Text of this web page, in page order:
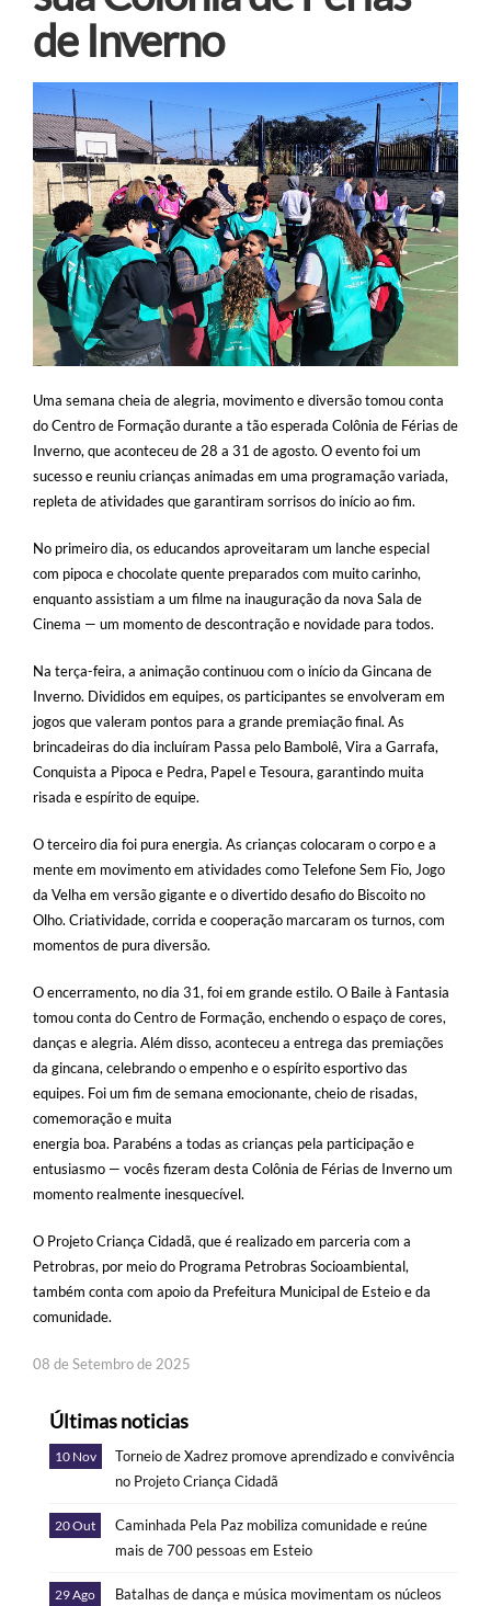
Transporte
Nota Fisccal Gaúcha
de Inverno
Uma semana cheia de alegria, movimento e diversão tomou conta
do Centro de Formação durante a tão esperada Colônia de Férias de
Inverno, que aconteceu de 28 a 31 de agosto. O evento foi um
sucesso e reuniu crianças animadas em uma programação variada,
repleta de atividades que garantiram sorrisos do início ao fim.
No primeiro dia, os educandos aproveitaram um lanche especial
com pipoca e chocolate quente preparados com muito carinho,
enquanto assistiam a um filme na inauguração da nova Sala de
Cinema — um momento de descontração e novidade para todos.
Na terça-feira, a animação continuou com o início da Gincana de
Inverno. Divididos em equipes, os participantes se envolveram em
jogos que valeram pontos para a grande premiação final. As
brincadeiras do dia incluíram Passa pelo Bambolê, Vira a Garrafa,
Conquista a Pipoca e Pedra, Papel e Tesoura, garantindo muita
risada e espírito de equipe.
O terceiro dia foi pura energia. As crianças colocaram o corpo e a
mente em movimento em atividades como Telefone Sem Fio, Jogo
da Velha em versão gigante e o divertido desafio do Biscoito no
Olho. Criatividade, corrida e cooperação marcaram os turnos, com
momentos de pura diversão.
O encerramento, no dia 31, foi em grande estilo. O Baile à Fantasia
tomou conta do Centro de Formação, enchendo o espaço de cores,
danças e alegria. Além disso, aconteceu a entrega das premiações
da gincana, celebrando o empenho e o espírito esportivo das
equipes. Foi um fim de semana emocionante, cheio de risadas,
comemoração e muita
energia boa. Parabéns a todas as crianças pela participação e
entusiasmo — vocês fizeram desta Colônia de Férias de Inverno um
momento realmente inesquecível.
O Projeto Criança Cidadã, que é realizado em parceria com a
Petrobras, por meio do Programa Petrobras Socioambiental,
também conta com apoio da Prefeitura Municipal de Esteio e da
comunidade.
08 de Setembro de 2025
Últimas noticias
10 Nov
Torneio de Xadrez promove aprendizado e convivência
no Projeto Criança Cidadã
20 Out
Caminhada Pela Paz mobiliza comunidade e reúne
mais de 700 pessoas em Esteio
29 Ago
Batalhas de dança e música movimentam os núcleos